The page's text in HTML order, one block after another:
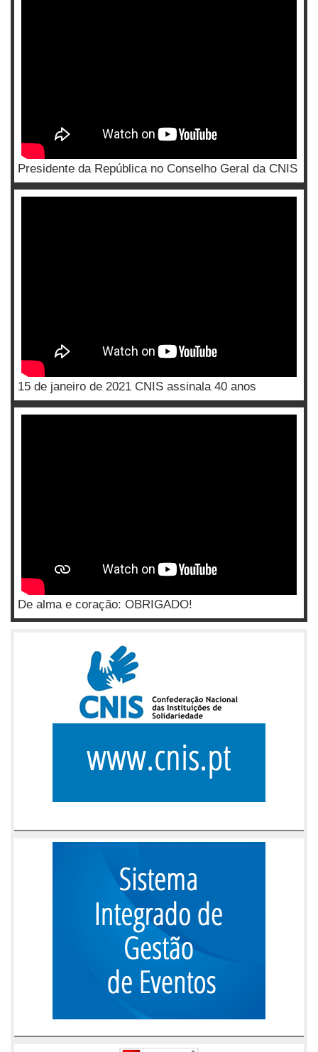
Presidente da República no Conselho Geral da CNIS
15 de janeiro de 2021 CNIS assinala 40 anos
De alma e coração: OBRIGADO!